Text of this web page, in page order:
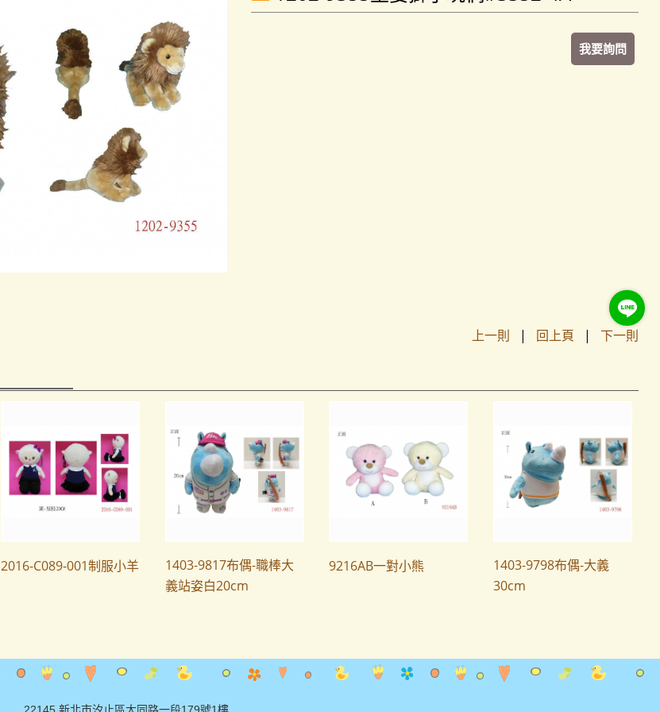
我要詢問
上一則 | 回上頁 |下一則
2016-C089-001制服小羊
1403-9817布偶-職棒大
義站姿白20cm
9216AB一對小熊
1403-9798布偶-大義
30cm
22145 新北市汐止區大同路一段179號1樓